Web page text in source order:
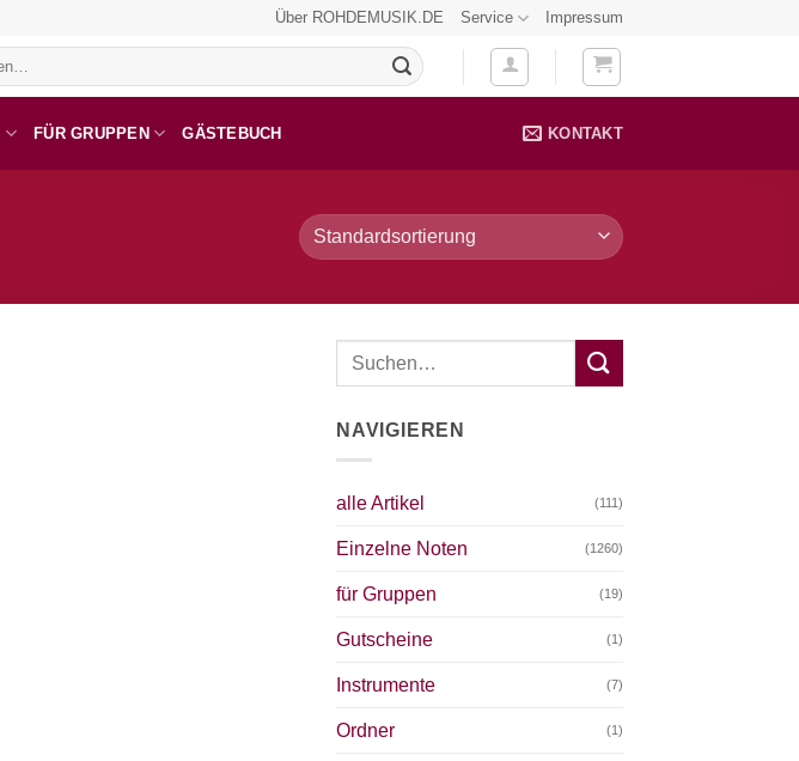
Über ROHDEMUSIK.DE Service Impressum
FÜR GRUPPEN GÄSTEBUCH KONTAKT
NAVIGIEREN
alle Artikel (111)
Einzelne Noten (1260)
für Gruppen (19)
Gutscheine (1)
Instrumente (7)
Ordner (1)